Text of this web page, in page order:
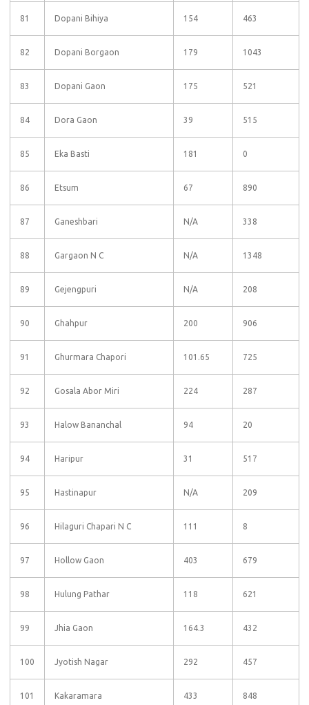
81 Dopani Bihiya 154 463
82 Dopani Borgaon 179 1043
83 Dopani Gaon 175 521
84 Dora Gaon 39 515
85 Eka Basti 181 0
86 Etsum 67 890
87 Ganeshbari N/A 338
88 Gargaon N C N/A 1348
89 Gejengpuri N/A 208
90 Ghahpur 200 906
91 Ghurmara Chapori 101.65 725
92 Gosala Abor Miri 224 287
93 Halow Bananchal 94 20
94 Haripur 31 517
95 Hastinapur N/A 209
96 Hilaguri Chapari N C 111 8
97 Hollow Gaon 403 679
98 Hulung Pathar 118 621
99 Jhia Gaon 164.3 432
100 Jyotish Nagar 292 457
101 Kakaramara 433 848